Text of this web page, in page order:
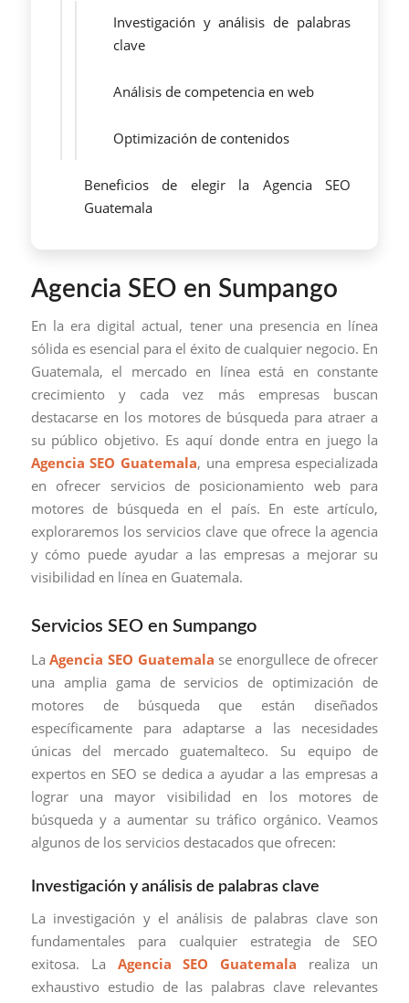
Investigación y análisis de palabras
clave
Análisis de competencia en web
Optimización de contenidos
Beneficios de elegir la Agencia SEO
Guatemala
Agencia SEO en Sumpango
En la era digital actual, tener una presencia en línea
sólida es esencial para el éxito de cualquier negocio. En
Guatemala, el mercado en línea está en constante
crecimiento y cada vez más empresas buscan
destacarse en los motores de búsqueda para atraer a
su público objetivo. Es aquí donde entra en juego la
Agencia SEO Guatemala, una empresa especializada
en ofrecer servicios de posicionamiento web para
motores de búsqueda en el país. En este artículo,
exploraremos los servicios clave que ofrece la agencia
y cómo puede ayudar a las empresas a mejorar su
visibilidad en línea en Guatemala.
Servicios SEO en Sumpango
LaAgencia SEO Guatemala se enorgullece de ofrecer
una amplia gama de servicios de optimización de
motores de búsqueda que están diseñados
específicamente para adaptarse a las necesidades
únicas del mercado guatemalteco. Su equipo de
expertos en SEO se dedica a ayudar a las empresas a
lograr una mayor visibilidad en los motores de
búsqueda y a aumentar su tráfico orgánico. Veamos
algunos de los servicios destacados que ofrecen:
Investigación y análisis de palabras clave
La investigación y el análisis de palabras clave son
fundamentales para cualquier estrategia de SEO
exitosa. La Agencia SEO Guatemala realiza un
exhaustivo estudio de las palabras clave relevantes